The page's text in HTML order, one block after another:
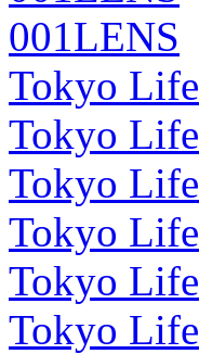
001LENS
Tokyo Life
Tokyo Life
Tokyo Life
Tokyo Life
Tokyo Life
Tokyo Life